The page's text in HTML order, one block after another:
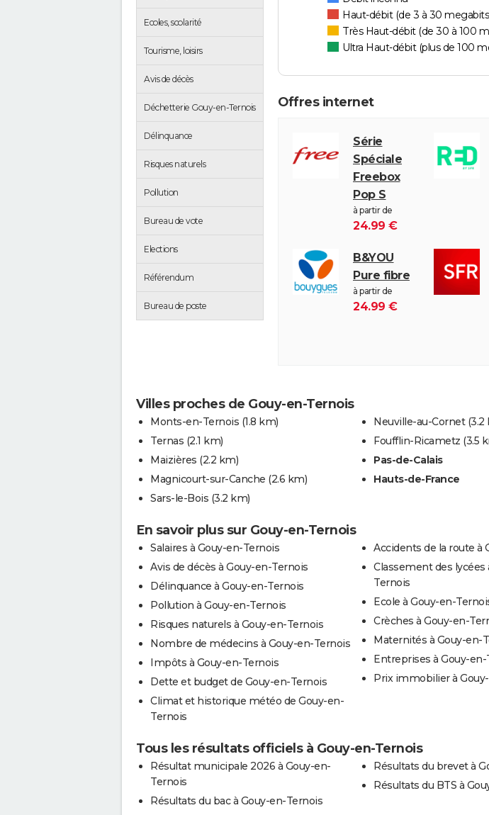
Ecoles, scolarité
Tourisme, loisirs
Avis de décès
Déchetterie Gouy-en-Ternois
Délinquance
Risques naturels
Pollution
Bureau de vote
Elections
Référendum
Bureau de poste
Haut-débit (de 3 à 30
Très Haut-débit (de 30 à 100
Ultra Haut-débit (plus de 100
Offres internet
Série
Spéciale
Freebox
Pop S
à partir de
24.99 €
B&YOU
Pure fibre
à partir de
24.99 €
Villes proches de Gouy-en-Ternois
Monts-en-Ternois (1.8 km)
Ternas (2.1 km)
Maizières (2.2 km)
Magnicourt-sur-Canche (2.6 km)
Sars-le-Bois (3.2 km)
Neuville-au-Cornet (3.2
Foufflin-Ricametz (3.5
Pas-de-Calais
Hauts-de-France
En savoir plus sur Gouy-en-Ternois
Salaires à Gouy-en-Ternois
Avis de décès à Gouy-en-Ternois
Délinquance à Gouy-en-Ternois
Pollution à Gouy-en-Ternois
Risques naturels à Gouy-en-Ternois
Nombre de médecins à Gouy-en-Ternois
Impôts à Gouy-en-Ternois
Dette et budget de Gouy-en-Ternois
Climat et historique météo de Gouy-en-
Ternois
Accidents de la route à
Classement des lycées
Ternois
Ecole à Gouy-en-
Crèches à Gouy-en-
Maternités à Gouy-en-
Entreprises à Gouy-en-
Prix immobilier à
Tous les résultats officiels à Gouy-en-Ternois
Résultat municipale 2026 à Gouy-en-
Ternois
Résultats du bac à Gouy-en-Ternois
Résultats du brevet à
Résultats du BTS à